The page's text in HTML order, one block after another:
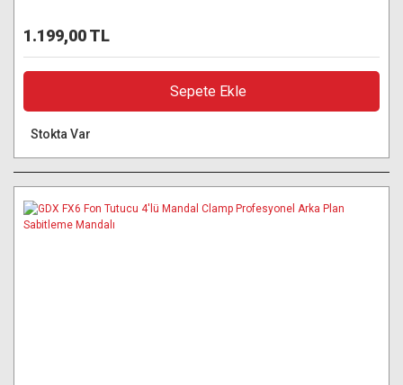
1.199,00 TL
Sepete Ekle
Stokta Var